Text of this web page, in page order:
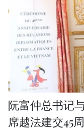
阮富仲总书记
席越法建交45